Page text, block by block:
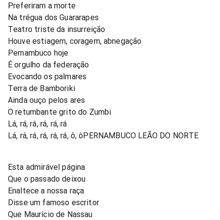
Preferiram a morte
Na trégua dos Guararapes
Teatro triste da insurreição
Houve estiagem, coragem, abnegação
Pernambuco hoje
É orgulho da federação
Evocando os palmares
Terra de Bamboriki
Ainda ouço pelos ares
O retumbante grito do Zumbi
Lá, rá, rá, rá, rá, rá
Lá, rá, rá, rá, rá, rá, ô, ôPERNAMBUCO LEÃO DO NORTE
Esta admirável página
Que o passado deixou
Enaltece a nossa raça
Disse um famoso escritor
Que Maurício de Nassau